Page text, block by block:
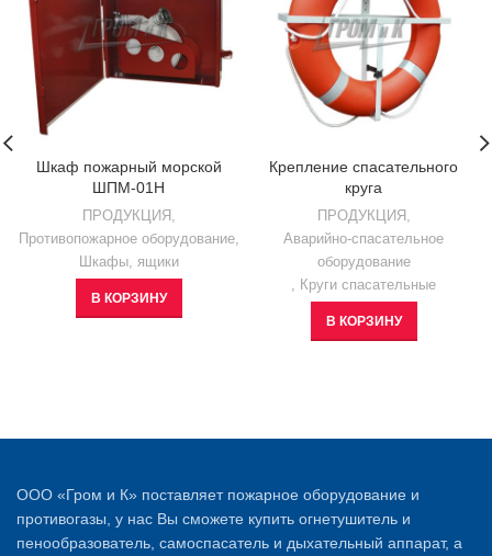
Шкаф пожарный морской
ШПМ-01Н
ПРОДУКЦИЯ ,
Противопожарное оборудование,
Шкафы, ящики
В КОРЗИНУ
Крепление спасательного
круга
ПРОДУКЦИЯ ,
Аварийно-спасательное
оборудование
, Круги спасательные
В КОРЗИНУ
ООО «Гром и К» поставляет пожарное оборудование и
противогазы, у нас Вы сможете купить огнетушитель и
пенообразователь, самоспасатель и дыхательный аппарат, а